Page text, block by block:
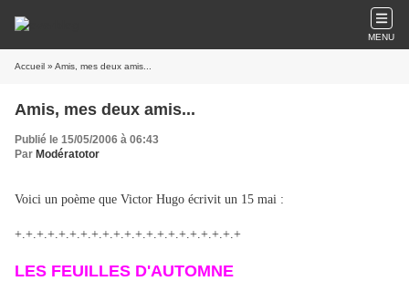
MENU
Accueil » Amis, mes deux amis...
Amis, mes deux amis...
Publié le 15/05/2006 à 06:43
Par Modératotor
Voici un poème que Victor Hugo écrivit un 15 mai :
+.+.+.+.+.+.+.+.+.+.+.+.+.+.+.+.+.+.+.+.+
LES FEUILLES D'AUTOMNE